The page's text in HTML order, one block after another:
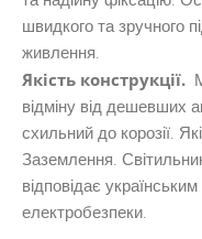
швидкого та зручного
живлення.
Якість конструкції.
відміну від дешевших
схильний до корозії.
Заземлення.
відповідає
електробезпеки.